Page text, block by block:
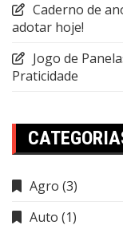
Caderno de
adotar hoje!
Jogo de
Praticidade
Agro (3)
Auto (1)